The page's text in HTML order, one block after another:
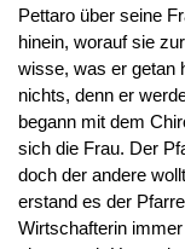
Pettaro über seine
hinein, worauf sie
wisse, was er getan
nichts, denn er
begann mit dem
sich die Frau. Der
doch der andere
erstand es der
Wirtschafterin